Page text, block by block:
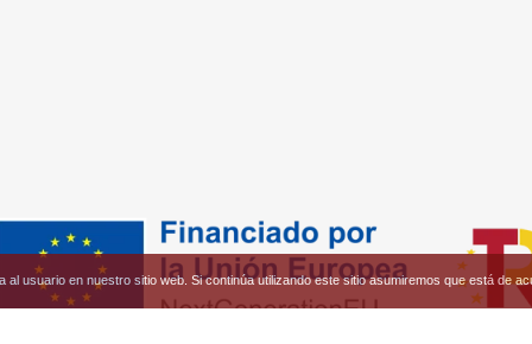
usuario en nuestro sitio web. Si continúa utilizando este sitio asumiremos que está de